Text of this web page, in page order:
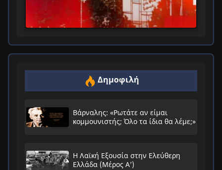
Δημοφιλή
Βάρναλης: «Ρωτάτε αν είμαι
κομμουνιστής; Όλο τα ίδια θα λέμε;»
Η Λαϊκή Εξουσία στην Ελεύθερη
Ελλάδα (Μέρος Α’)